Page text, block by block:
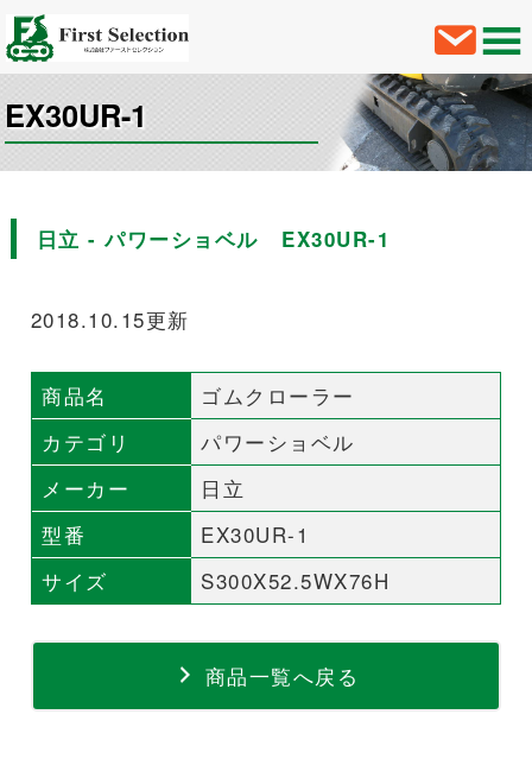
EX30UR-1
日立 - パワーショベル EX30UR-1
2018.10.15更新
商品名
ゴムクローラー
カテゴリ
パワーショベル
メーカー
日立
型番
EX30UR-1
サイズ
S300X52.5WX76H
商品一覧へ戻る